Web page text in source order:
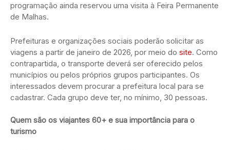
programação ainda reservou uma visita à Feira Permanente
de Malhas.
Prefeituras e organizações sociais poderão solicitar as
viagens a partir de janeiro de 2026, por meio do site. Como
contrapartida, o transporte deverá ser oferecido pelos
municípios ou pelos próprios grupos participantes. Os
interessados devem procurar a prefeitura local para se
cadastrar. Cada grupo deve ter, no mínimo, 30 pessoas.
Quem são os viajantes 60+ e sua importância para o
turismo